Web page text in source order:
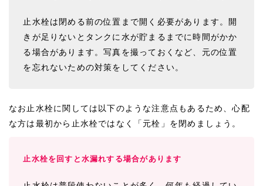
止水栓は閉める前の位置まで開く必要があります。開
きが足りないとタンクに水が貯まるまでに時間がかか
る場合があります。写真を撮っておくなど、元の位置
を忘れないための対策をしてください。
なお止水栓に関しては以下のような注意点もあるため、心配
な方は最初から止水栓ではなく「元栓」を閉めましょう。
止水栓を回すと水漏れする場合があります